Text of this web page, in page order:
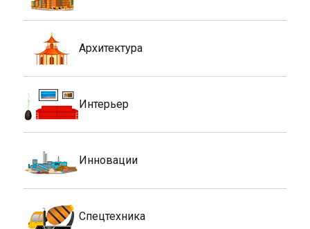
Архитектура
Интерьер
Инновации
Спецтехника